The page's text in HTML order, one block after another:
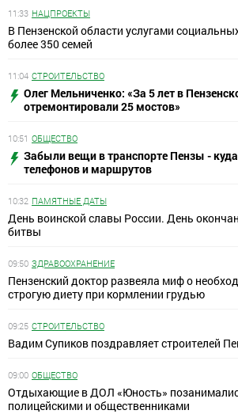
11:33 НАЦПРОЕКТЫ
В Пензенской области услугами
более 350 семей
11:04 СТРОИТЕЛЬСТВО
Олег Мельниченко: «За 5 лет в
отремонтировали 25 мостов»
10:51 ОБЩЕСТВО
Забыли вещи в транспорте Пензы -
телефонов и маршрутов
10:32 ПАМЯТНЫЕ ДАТЫ
День воинской славы России. День
битвы
09:50 ЗДРАВООХРАНЕНИЕ
Пензенский доктор развеяла миф о
строгую диету при кормлении грудью
09:25 СТРОИТЕЛЬСТВО
Вадим Супиков поздравляет строителей
09:00 ОБЩЕСТВО
Отдыхающие в ДОЛ «Юность»
полицейскими и общественниками